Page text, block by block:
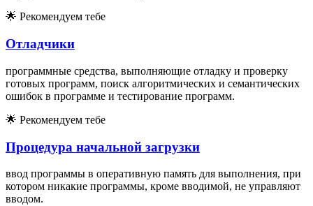
🌟 Рекомендуем тебе
Отладчики
программные средства, выполняющие отладку и проверку
готовых программ, поиск алгоритмических и семантических
ошибок в программе и тестирование программ.
🌟 Рекомендуем тебе
Процедура начальной загрузки
ввод программы в оперативную память для выполнения, при
котором никакие программы, кроме вводимой, не управляют
вводом.